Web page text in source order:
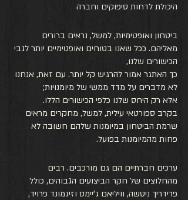
היכולת לדחות סיפוקים וחברה
ביטחון ואופטימיות, למשל, נראים ברורים
מאליהם. ככל שאנו בטוחים ואופטימיים יותר לגבי
הכישורים שלנו,
כך האתגר אמור להרגיש קל יותר. עם זאת, אנחנו
לא מדברים על מדד ממשי של מיומנויות;
אלא רק היחס שלנו כלפי הכישורים הללו.
בקרב ספורטאי עילית, למשל, מחקרים מראים
שרמת הביטחון במיומנות שלהם חשובה לא
פחות מהמיומנות בפועל.
ערכים חברתיים הם גם מורכבים. רבים
מהחלוצים של חקר הביצועים הגבוהים, כולל
פרידריך ניטשה, וויליאם ג'יימס וזיגמונד פרויד,